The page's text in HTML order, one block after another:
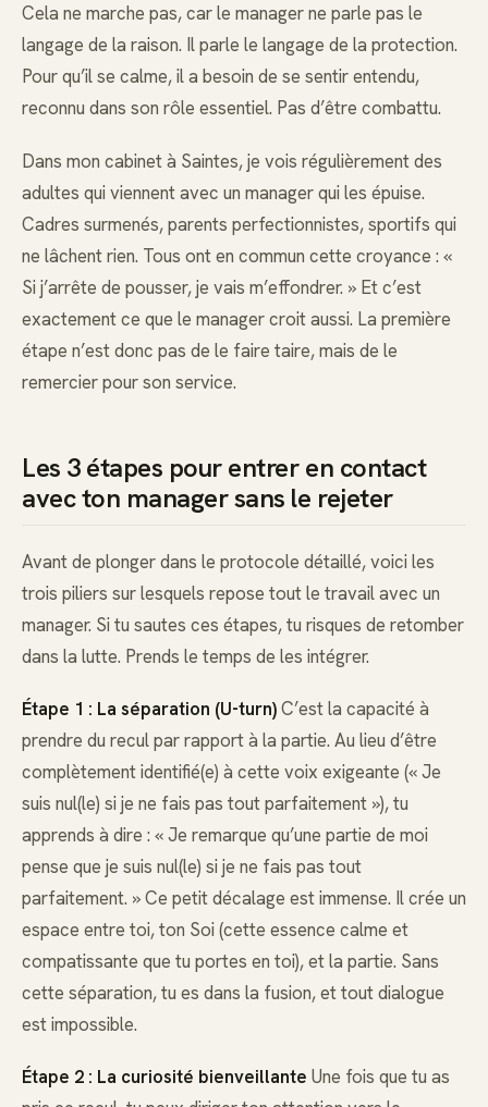
Cela ne marche pas, car le manager ne parle pas le
langage de la raison. Il parle le langage de la protection.
Pour qu’il se calme, il a besoin de se sentir entendu,
reconnu dans son rôle essentiel. Pas d’être combattu.
Dans mon cabinet à Saintes, je vois régulièrement des
adultes qui viennent avec un manager qui les épuise.
Cadres surmenés, parents perfectionnistes, sportifs qui
ne lâchent rien. Tous ont en commun cette croyance : «
Si j’arrête de pousser, je vais m’effondrer. » Et c’est
exactement ce que le manager croit aussi. La première
étape n’est donc pas de le faire taire, mais de le
remercier pour son service.
Les 3 étapes pour entrer en contact
avec ton manager sans le rejeter
Avant de plonger dans le protocole détaillé, voici les
trois piliers sur lesquels repose tout le travail avec un
manager. Si tu sautes ces étapes, tu risques de retomber
dans la lutte. Prends le temps de les intégrer.
Étape 1 : La séparation (U-turn)C’est la capacité à
prendre du recul par rapport à la partie. Au lieu d’être
complètement identifié(e) à cette voix exigeante (« Je
suis nul(le) si je ne fais pas tout parfaitement »), tu
apprends à dire : « Je remarque qu’une partie de moi
pense que je suis nul(le) si je ne fais pas tout
parfaitement. » Ce petit décalage est immense. Il crée un
espace entre toi, ton Soi (cette essence calme et
compatissante que tu portes en toi), et la partie. Sans
cette séparation, tu es dans la fusion, et tout dialogue
est impossible.
Étape 2 : La curiosité bienveillante Une fois que tu as